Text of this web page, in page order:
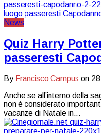
News
Quiz Harry
passeresti
By Francisco Campus on
Anche se all’interno della
non è considerato
vacanze di Natale in…